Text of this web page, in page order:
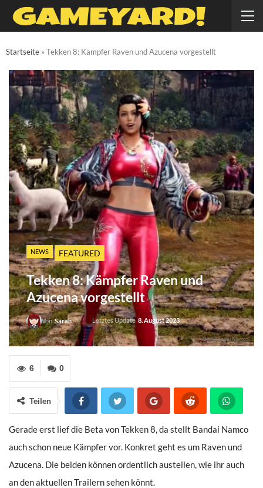
Startseite » Tekken 8: Kämpfer Raven und Azucena vorgestellt
NEWS FEATURED
Tekken 8: Kämpfer Raven und
Azucena vorgestellt
Von Sarah Letztes Update 8. August 2023
Bild: Bandai Namco
0
6
Teilen
Gerade erst lief die Beta von Tekken 8, da stellt Bandai Namco
auch schon neue Kämpfer vor. Konkret geht es um Raven und
Azucena. Die beiden können ordentlich austeilen, wie ihr auch
an den aktuellen Trailern sehen könnt.